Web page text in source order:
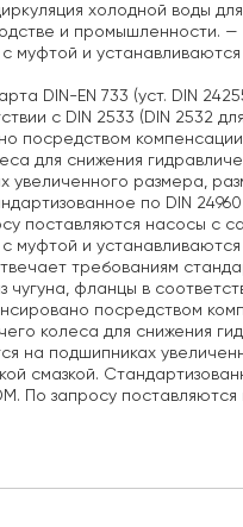
холодной воды
и промышленности. —
муфтой и
DIN-EN 733 (уст. DIN
с DIN 2533 (DIN 2532
посредством
для снижения
размера,
по DIN
поставляются насосы с
муфтой и
требованиям
фланцы в
посредством
колеса для снижения
на подшипниках
смазкой.
По запросу